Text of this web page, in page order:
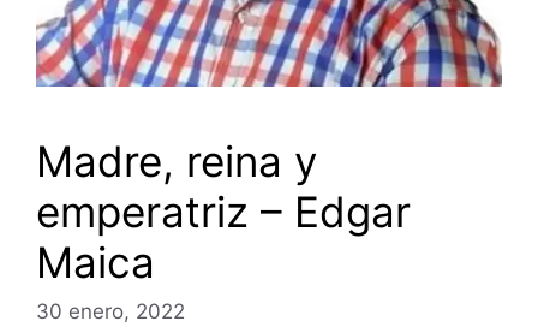
Madre, reina y
emperatriz – Edgar
Maica
30 enero, 2022